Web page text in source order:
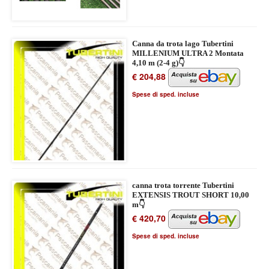
Canna da trota lago Tubertini
MILLENIUM ULTRA 2 Montata
4,10 m (2-4 g)👇
€ 204,88
Spese di sped. incluse
canna trota torrente Tubertini
EXTENSIS TROUT SHORT 10,00
m👇
€ 420,70
Spese di sped. incluse